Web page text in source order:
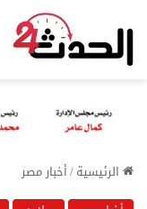
الرئيسية/أخبار مصر